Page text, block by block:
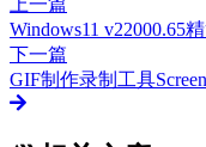
Windows11 v22000.65
下一篇
GIF制作录制工具